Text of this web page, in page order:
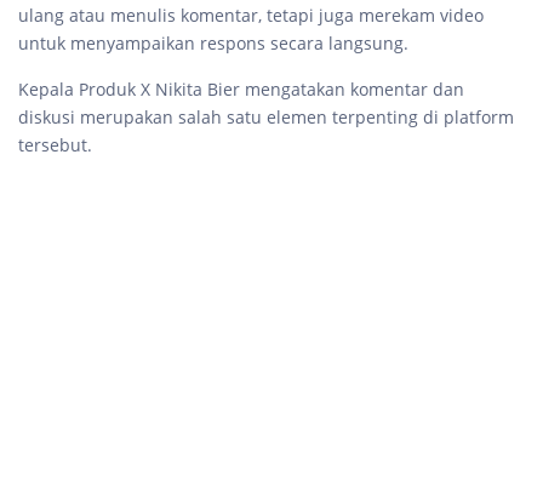
ulang atau menulis komentar, tetapi juga merekam video
untuk menyampaikan respons secara langsung.
Kepala Produk X Nikita Bier mengatakan komentar dan
diskusi merupakan salah satu elemen terpenting di platform
tersebut.